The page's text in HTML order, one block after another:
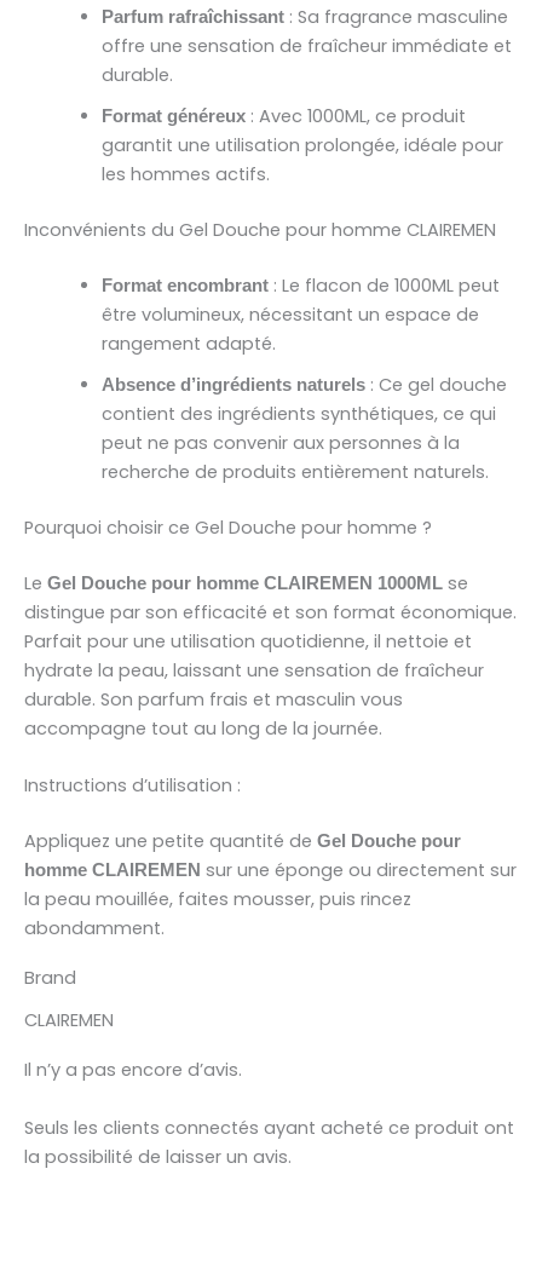
Parfum rafraîchissant: Sa fragrance masculine
offre une sensation de fraîcheur immédiate et
durable.
Format généreux: Avec 1000ML, ce produit
garantit une utilisation prolongée, idéale pour
les hommes actifs.
Inconvénients du Gel Douche pour homme CLAIREMEN
Format encombrant: Le flacon de 1000ML peut
être volumineux, nécessitant un espace de
rangement adapté.
Absence d’ingrédients naturels: Ce gel douche
contient des ingrédients synthétiques, ce qui
peut ne pas convenir aux personnes à la
recherche de produits entièrement naturels.
Pourquoi choisir ce Gel Douche pour homme ?
Le Gel Douche pour homme CLAIREMEN 1000ML se
distingue par son efficacité et son format économique.
Parfait pour une utilisation quotidienne, il nettoie et
hydrate la peau, laissant une sensation de fraîcheur
durable. Son parfum frais et masculin vous
accompagne tout au long de la journée.
Instructions d’utilisation :
Appliquez une petite quantité de Gel Douche pour
homme CLAIREMEN sur une éponge ou directement sur
la peau mouillée, faites mousser, puis rincez
abondamment.
Brand
CLAIREMEN
Il n’y a pas encore d’avis.
Seuls les clients connectés ayant acheté ce produit ont
la possibilité de laisser un avis.